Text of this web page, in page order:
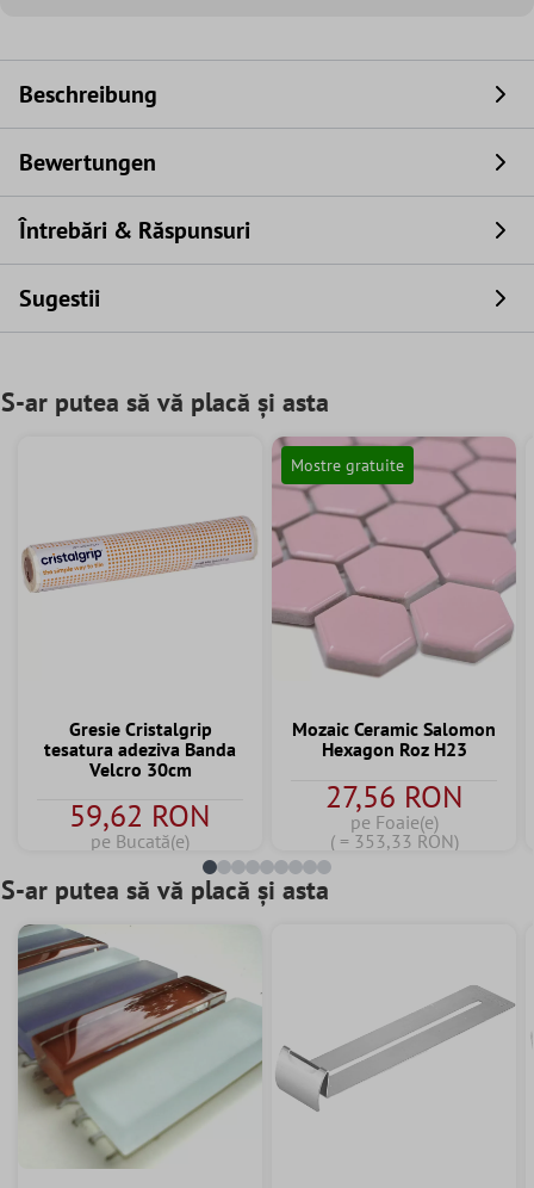
Beschreibung
Bewertungen
Întrebări & Răspunsuri
Sugestii
S-ar putea să vă placă și asta
Gresie Cristalgrip
tesatura adeziva Banda
Velcro 30cm
59,62 RON
pe Bucată(e)
Mostre gratuite
Mozaic Ceramic Salomon
Hexagon Roz H23
27,56 RON
pe Foaie(e)
( = 353,33 RON)
S-ar putea să vă placă și asta